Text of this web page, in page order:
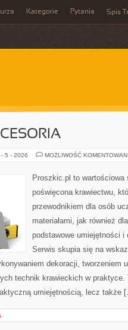
Kategorie Pytania Spis
- 5 - 2026 MOŻLIWOŚĆ
Proszkic.pl to wartościowa
poświęcona krawiectwu,
przewodnikiem dla osób
materiałami, jak również
podstawowe umiejętności
Serwis skupia się na
dekoracji, tworzeniem
technik krawieckich w
umiejętnością, lecz także